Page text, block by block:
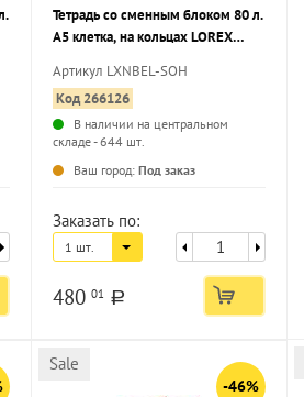
Тетрадь со сменным блоком 80 л.
А5 клетка, на кольцах LOREX
усиленная упаковка
Артикул LXNBEL-SOH
Код 266126
В наличии на центральном
складе - 644 шт.
Ваш город: Под заказ
Заказать по:
1 шт.
480 01 a
Sale
-46%